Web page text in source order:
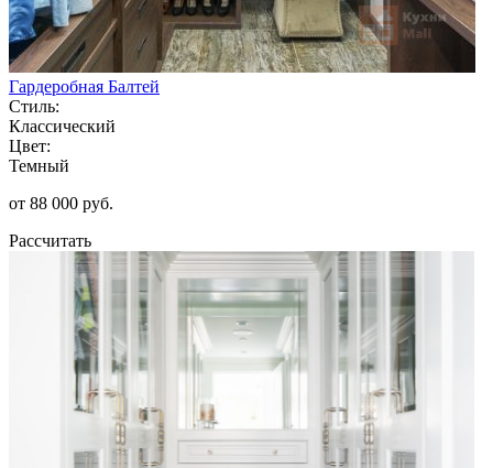
Гардеробная Балтей
Стиль:
Классический
Цвет:
Темный
от 88 000 руб.
Рассчитать